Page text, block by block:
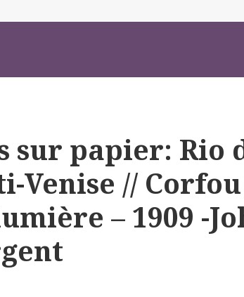
sur papier: Rio
Venise // Corfou
– 1909 -